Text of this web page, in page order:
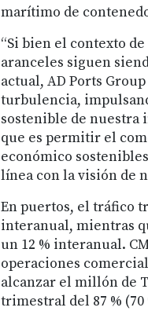
marítimo de
“Si bien el contexto
aranceles siguen
actual, AD Ports
turbulencia,
sostenible de
que es permitir el
económico
línea con la visión de
En puertos, el tráfico
interanual, mientras
un 12 % interanual.
operaciones
alcanzar el millón de
trimestral del 87 % (70